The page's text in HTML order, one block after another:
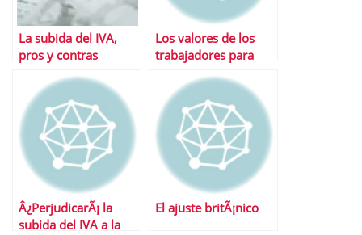
La subida del IVA,
pros y contras
Los valores de los
trabajadores para
Â¿PerjudicarÃ¡ la
subida del IVA a la
El ajuste britÃ¡nico